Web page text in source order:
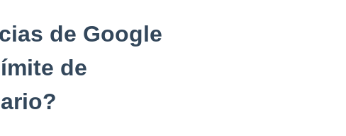
de Google
de